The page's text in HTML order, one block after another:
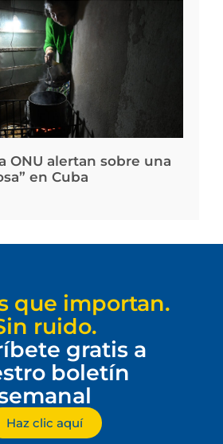
ONU alertan sobre una
en Cuba
que importan.
ruido.
gratis a
boletín
Haz clic aquí